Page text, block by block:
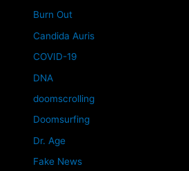
Burn Out
Candida Auris
COVID-19
DNA
doomscrolling
Doomsurfing
Dr. Age
Fake News